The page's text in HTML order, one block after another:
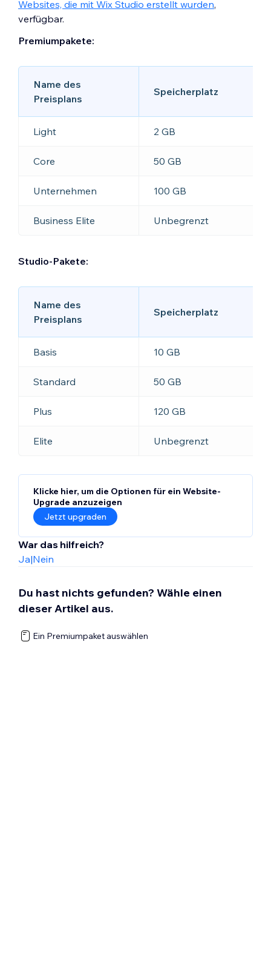
Websites, die mit Wix Studio erstellt wurden,
verfügbar.
Premiumpakete:
Name des
Preisplans
Speicherplatz
Light 2 GB
Core 50 GB
Unternehmen 100 GB
Business Elite Unbegrenzt
Studio-Pakete:
Name des
Preisplans
Speicherplatz
Basis 10 GB
Standard 50 GB
Plus 120 GB
Elite Unbegrenzt
Klicke hier, um die Optionen für ein Website-
Upgrade anzuzeigen
Jetzt upgraden
War das hilfreich?
Ja|Nein
Du hast nichts gefunden? Wähle einen
dieser Artikel aus.
Ein Premiumpaket auswählen